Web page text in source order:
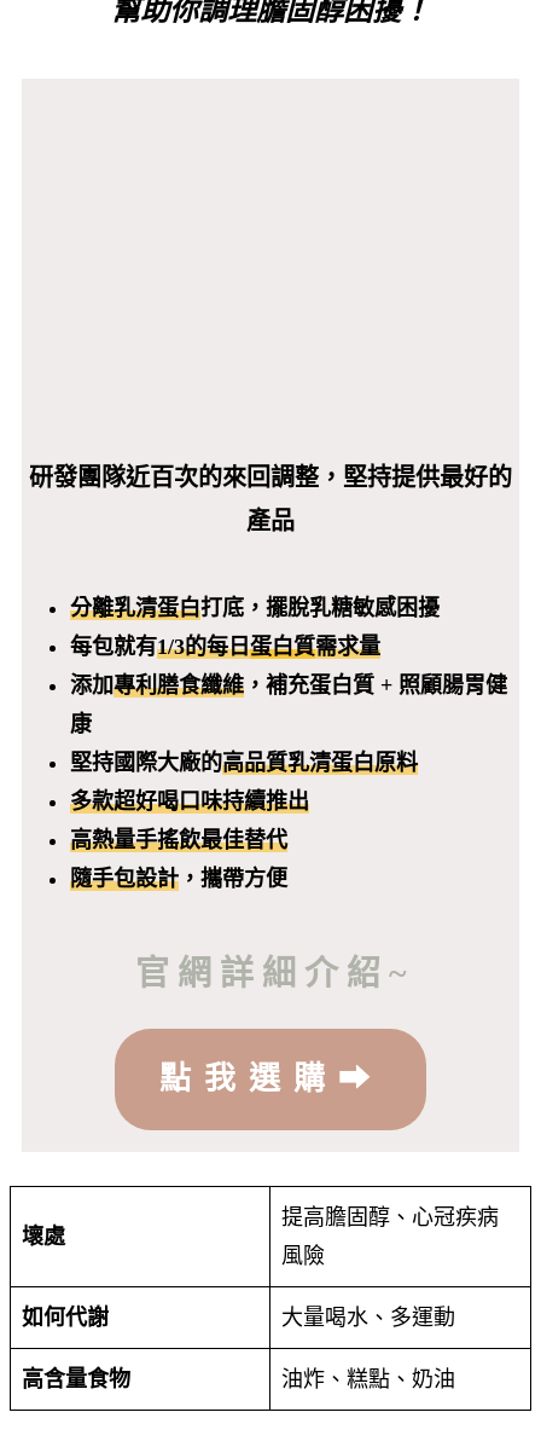
幫助你調理膽固醇困擾！
研發團隊近百次的來回調整，堅持提供最好的
產品
分離乳清蛋白打底，擺脫乳糖敏感困擾
每包就有1/3的每日蛋白質需求量
添加專利膳食纖維 ，補充蛋白質 + 照顧腸胃健
康
堅持國際大廠的高品質乳清蛋白原料
多款超好喝口味持續推出
高熱量手搖飲最佳替代
隨手包設計 ，攜帶方便
官 網 詳 細 介 紹 ~
點我選購⮕
壞處
提高膽固醇、心冠疾病
風險
如何代謝 大量喝水、多運動
高含量食物 油炸、糕點、奶油